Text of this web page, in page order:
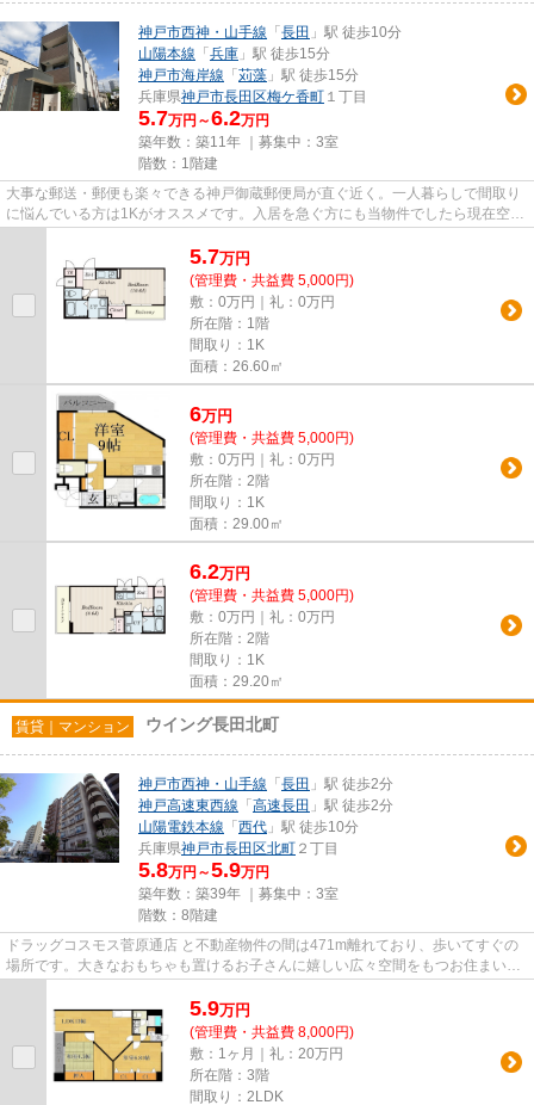
神戸市西神・山手線 「 長田 」駅 徒歩10分
山陽本線 「 兵庫 」駅 徒歩15分
神戸市海岸線 「 苅藻 」駅 徒歩15分
兵庫県神戸市長田区梅ケ香町 １丁目
5.7万円～6.2万円
築年数：築11年 ｜募集中： 3室
階数：1階建
大事な郵送・郵便も楽々できる神戸御蔵郵便局が直ぐ近く。一人暮らしで間取り
に悩んでいる方は1Kがオススメです。入居を急ぐ方にも当物件でしたら現在空き
5.7万円
(管理費・共益費 5,000円)
敷：0万円｜礼：0万円
所在階：1階
間取り：1K
面積：26.60㎡
6万円
(管理費・共益費 5,000円)
敷：0万円｜礼：0万円
所在階：2階
間取り：1K
面積：29.00㎡
6.2万円
(管理費・共益費 5,000円)
敷：0万円｜礼：0万円
所在階：2階
間取り：1K
面積：29.20㎡
賃貸｜マンション ウイング長田北町
神戸市西神・山手線 「 長田 」駅 徒歩2分
神戸高速東西線 「 高速長田 」駅 徒歩2分
山陽電鉄本線 「 西代 」駅 徒歩10分
兵庫県神戸市長田区北町 ２丁目
5.8万円～5.9万円
築年数：築39年 ｜募集中： 3室
階数：8階建
ドラッグコスモス菅原通店 と不動産物件の間は471m離れており、歩いてすぐの
場所です。大きなおもちゃも置けるお子さんに嬉しい広々空間をもつお住まい。
5.9万円
(管理費・共益費 8,000円)
敷：1ヶ月｜礼：20万円
所在階：3階
間取り：2LDK